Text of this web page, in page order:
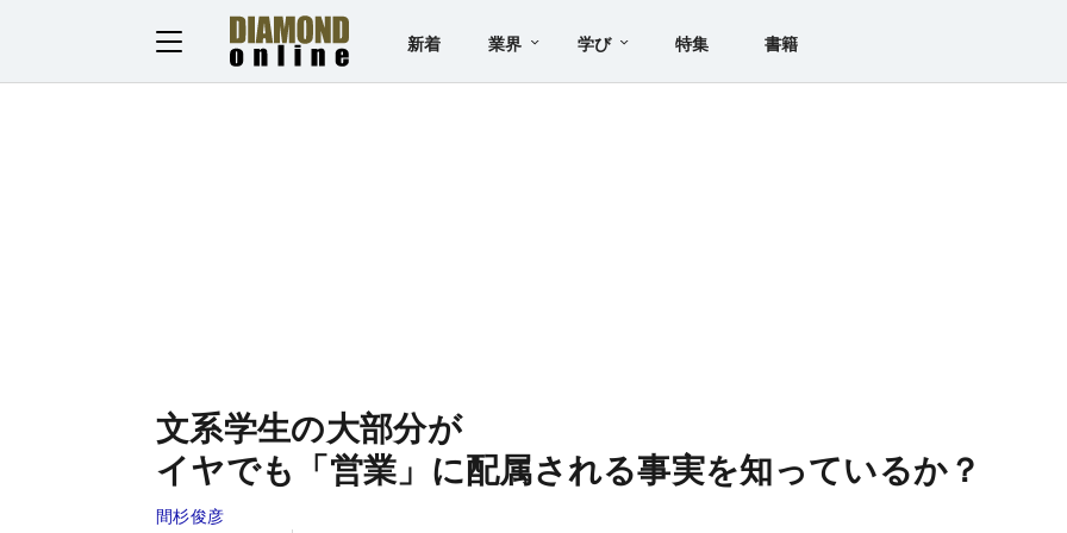
新着 業界 学び 特集 書籍
文系学生の大部分が
イヤでも「営業」に配属される事実を知っているか？
間杉俊彦